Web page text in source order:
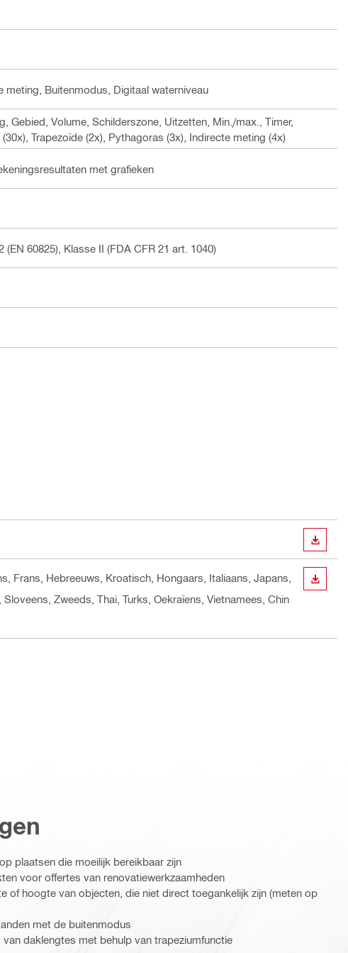
meting, Buitenmodus, Digitaal waterniveau
Gebied, Volume, Schilderszone, Uitzetten, Min./max., Timer,
Trapezoïde (2x), Pythagoras (3x), Indirecte meting (4x)
met grafieken
(EN 60825), Klasse II (FDA CFR 21 art. 1040)
Frans, Hebreeuws, Kroatisch, Hongaars, Italiaans, Japans,
Zweeds, Thai, Turks, Oekraïens, Vietnamees, Chin
plaatsen die moeilijk bereikbaar zijn
voor offertes van renovatiewerkzaamheden
of hoogte van objecten, die niet direct toegankelijk zijn (meten op
met de buitenmodus
daklengtes met behulp van trapeziumfunctie